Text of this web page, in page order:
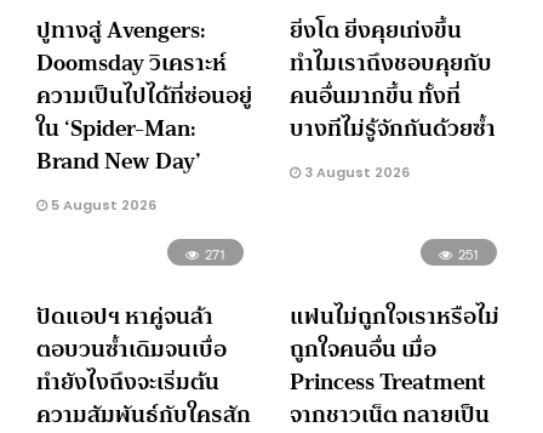
ปูทางสู่ Avengers:
Doomsday วิเคราะห์
ความเป็นไปได้ที่ซ่อนอยู่
ใน ‘Spider-Man:
Brand New Day’
5 August 2026
ยิ่งโต ยิ่งคุยเก่งขึ้น
ทำไมเราถึงชอบคุยกับ
คนอื่นมากขึ้น ทั้งที่
บางทีไม่รู้จักกันด้วยซ้ำ
3 August 2026
271
ปัดแอปฯ หาคู่จนล้า
ตอบวนซ้ำเดิมจนเบื่อ
ทำยังไงถึงจะเริ่มต้น
ความสัมพันธ์กับใครสัก
251
แฟนไม่ถูกใจเราหรือไม่
ถูกใจคนอื่น เมื่อ
Princess Treatment
จากชาวเน็ต กลายเป็น